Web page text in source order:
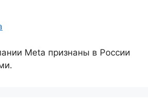
Meta признаны в России